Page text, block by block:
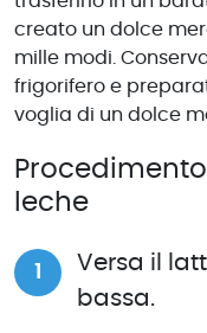
creato un dolce
mille modi.
frigorifero e
voglia di un dolce
leche
Versa il
bassa.